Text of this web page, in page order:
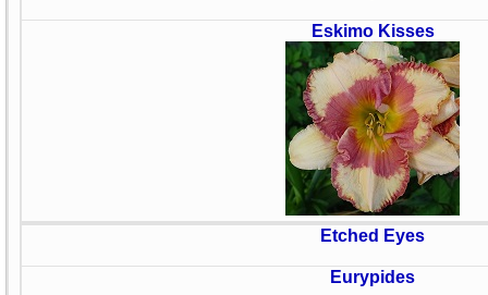
Eskimo Kisses
Etched Eyes
Eurypides